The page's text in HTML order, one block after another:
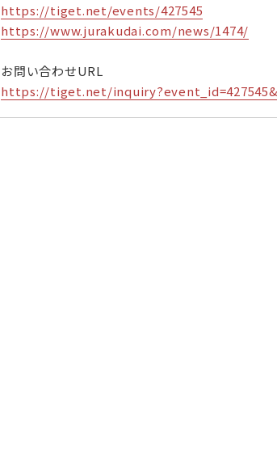
https://tiget.net/events/427545
https://www.jurakudai.com/news/1474/
お問い合わせURL
https://tiget.net/